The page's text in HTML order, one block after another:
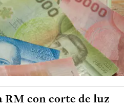
RM con corte de luz